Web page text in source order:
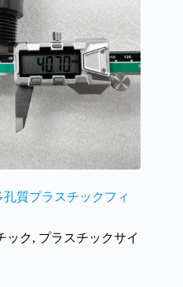
質プラスチックフィ
ック, プラスチックサイ